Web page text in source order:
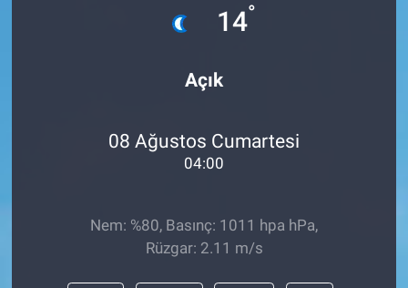
14°
Açık
08 Ağustos Cumartesi
04:00
Nem: %80, Basınç: 1011 hpa hPa,
Rüzgar: 2.11 m/s